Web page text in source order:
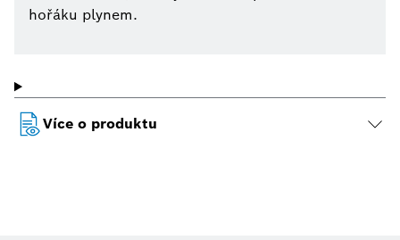
hořáku plynem.
Více o produktu